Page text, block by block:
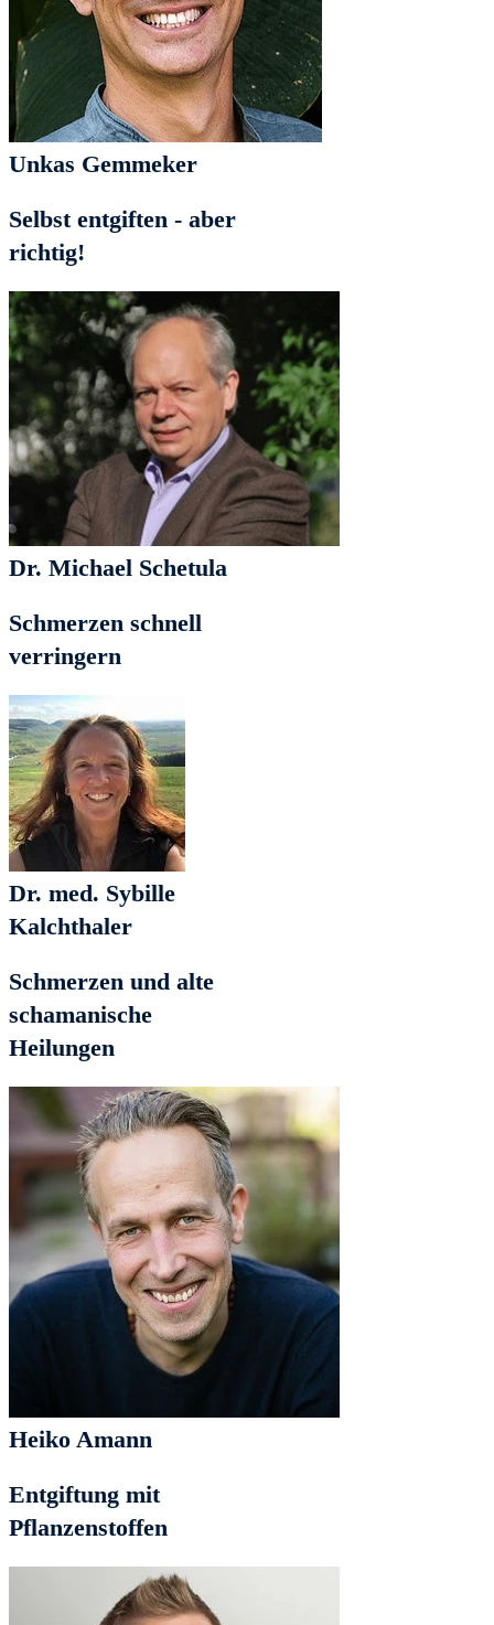
Unkas Gemmeker
Selbst entgiften - aber
richtig!
Dr. Michael Schetula
Schmerzen schnell
verringern
Dr. med. Sybille
Kalchthaler
Schmerzen und alte
schamanische
Heilungen
Heiko Amann
Entgiftung mit
Pflanzenstoffen